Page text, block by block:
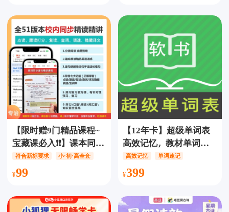
【限时赠9门精品课程~
宝藏课必入❗❗】课本同步
全51版本校内同步精读
精讲【50年卡】小·初·高
课堂，反复听反复学，
吃透课本点读、跟读打
符合新标要求 小·初·高全套
99
【12年卡】超级单词表
高效记忆，教材单词同
步精准匹配，学练一体
式系统学习，丰富辞书
语单词速记神器，云端
同步多设备，学习进度
高效记忆 单词速记
399